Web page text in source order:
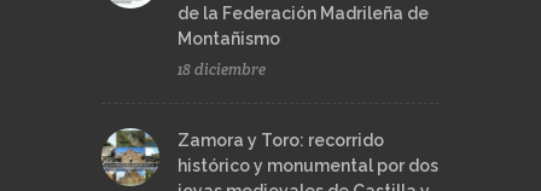
de la Federación Madrileña de
Montañismo
18 diciembre
Zamora y Toro: recorrido
histórico y monumental por dos